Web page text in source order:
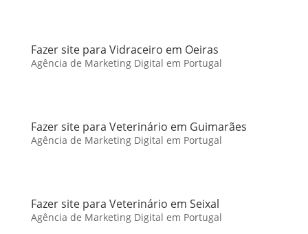
Fazer site para Vidraceiro em Oeiras
Agência de Marketing Digital em Portugal
Fazer site para Veterinário em Guimarães
Agência de Marketing Digital em Portugal
Fazer site para Veterinário em Seixal
Agência de Marketing Digital em Portugal